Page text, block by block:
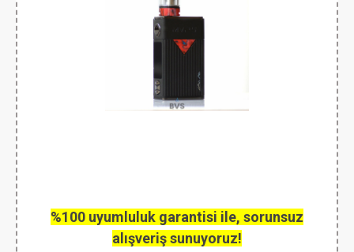
%100 uyumluluk garantisi ile, sorunsuz
alışveriş sunuyoruz!